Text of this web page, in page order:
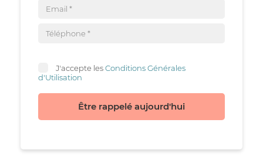
J'accepte lesConditions Générales
d'Utilisation
Être rappelé aujourd'hui